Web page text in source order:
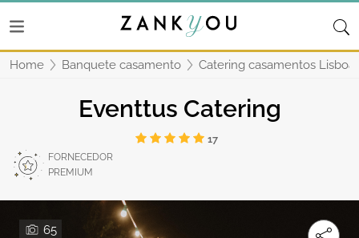
Home Banquete casamento Catering casamentos Lisboa
Eventtus Catering
17
FORNECEDOR
PREMIUM
65